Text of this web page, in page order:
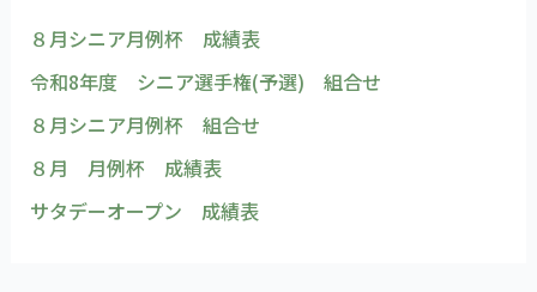
８月シニア月例杯 成績表
令和8年度 シニア選手権(予選) 組合せ
８月シニア月例杯 組合せ
８月 月例杯 成績表
サタデーオープン 成績表